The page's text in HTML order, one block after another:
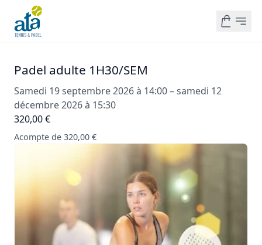
Padel adulte 1H30/SEM
Samedi 19 septembre 2026 à 14:00 – samedi 12
décembre 2026 à 15:30
320,00 €
Acompte de 320,00 €